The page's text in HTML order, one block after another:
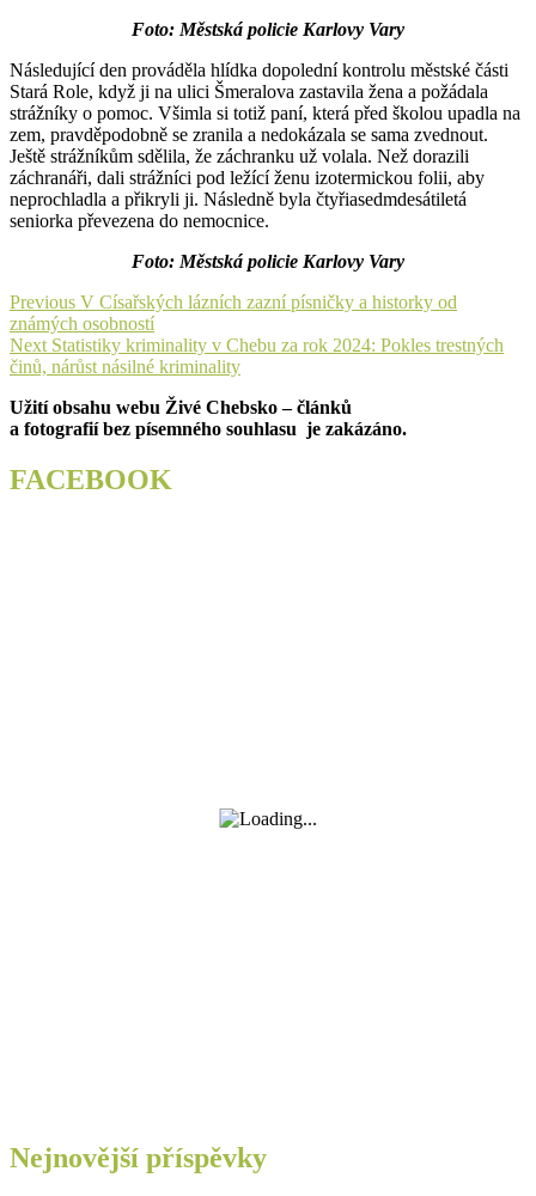
Foto: Městská policie Karlovy Vary
Následující den prováděla hlídka dopolední kontrolu městské části
Stará Role, když ji na ulici Šmeralova zastavila žena a požádala
strážníky o pomoc. Všimla si totiž paní, která před školou upadla na
zem, pravděpodobně se zranila a nedokázala se sama zvednout.
Ještě strážníkům sdělila, že záchranku už volala. Než dorazili
záchranáři, dali strážníci pod ležící ženu izotermickou folii, aby
neprochladla a přikryli ji. Následně byla čtyřiasedmdesátiletá
seniorka převezena do nemocnice.
Foto: Městská policie Karlovy Vary
Navigace
pro
příspěvek
Previous Previous
post:
V Císařských lázních zazní písničky a historky od
známých osobností
Next Next
post:
Statistiky kriminality v Chebu za rok 2024: Pokles trestných
činů, nárůst násilné kriminality
Užití obsahu webu Živé Chebsko – článků
a fotografií bez písemného souhlasu je zakázáno.
FACEBOOK
Nejnovější příspěvky